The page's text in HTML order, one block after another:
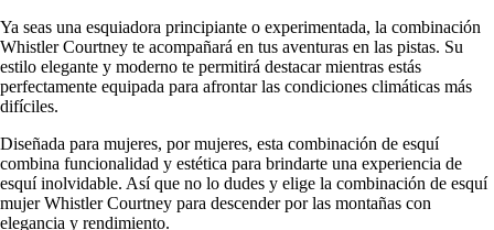
Ya seas una esquiadora principiante o experimentada, la combinación
Whistler Courtney te acompañará en tus aventuras en las pistas. Su
estilo elegante y moderno te permitirá destacar mientras estás
perfectamente equipada para afrontar las condiciones climáticas más
difíciles.
Diseñada para mujeres, por mujeres, esta combinación de esquí
combina funcionalidad y estética para brindarte una experiencia de
esquí inolvidable. Así que no lo dudes y elige la combinación de esquí
mujer Whistler Courtney para descender por las montañas con
elegancia y rendimiento.